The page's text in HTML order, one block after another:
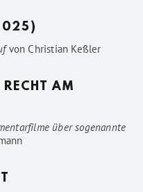
vonChristian Keßler
AM
über sogenannte